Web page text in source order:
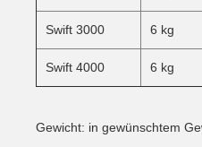
Swift 3000 6 kg
Swift 4000 6 kg
Gewicht: in gewünschtem